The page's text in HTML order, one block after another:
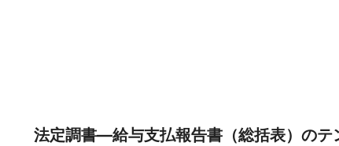
法定調書―給与支払報告書（総括表）の